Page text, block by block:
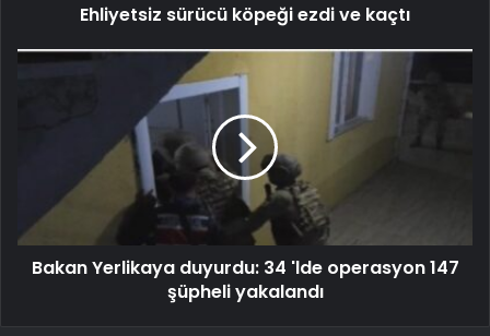
Ehliyetsiz sürücü köpeği ezdi ve kaçtı
Bakan Yerlikaya duyurdu: 34 'lde operasyon 147
şüpheli yakalandı